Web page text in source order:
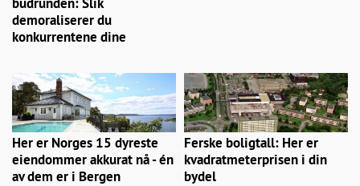
demoraliserer du
konkurrentene dine
Her er Norges 15 dyreste
eiendommer akkurat nå - én
av dem er i Bergen
Ferske boligtall: Her er
kvadratmeterprisen i din
bydel